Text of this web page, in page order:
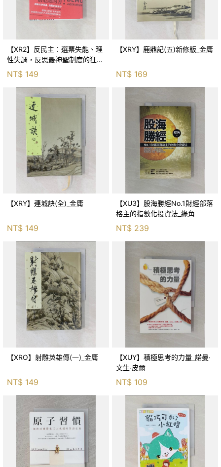
【XR2】反民主：選票失能、理
性失調，反思最神聖制度的狂亂
NT$ 149
【XRY】鹿鼎記(五)新修版_金庸
NT$ 169
【XRY】連城訣(全)_金庸
NT$ 149
【XU3】股海勝經No.1財經部落
格主的指數化投資法_綠角
NT$ 239
【XRO】射雕英雄傳(一)_金庸
NT$ 149
【XUY】積極思考的力量_諾曼‧
文生‧皮爾
NT$ 109